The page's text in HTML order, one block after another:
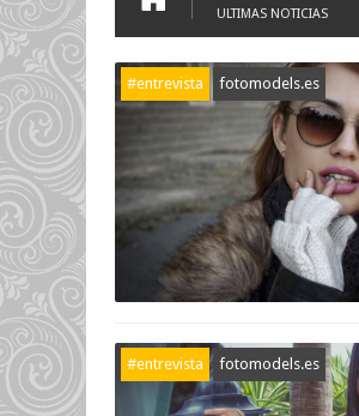
ULTIMAS NOTICIAS
#entrevista fotomodels.es
#entrevista fotomodels.es